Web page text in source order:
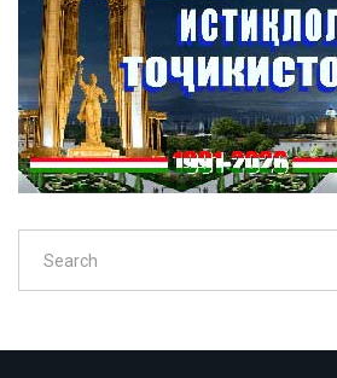
Search